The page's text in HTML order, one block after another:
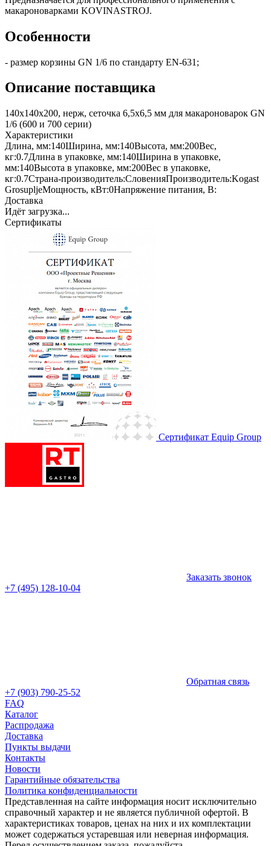
макароноварками KOVINASTROJ.
Особенности
- размер корзины GN 1/6 по стандарту EN-631;
Описание поставщика
140x140x200, нерж, сеточка 6,5x6,5 мм для макароноварок GN
1/6 (600 и 700 серии)
Характеристики
Длина, мм:140Ширина, мм:140Высота, мм:200Вес,
кг:0.7Длина в упаковке, мм:140Ширина в упаковке,
мм:140Высота в упаковке, мм:200Вес в упаковке,
кг:0.7Страна-производитель:СловенияПроизводитель:Kogast
GrosupljeМощность, кВт:0Напряжение питания, В:
Доставка
Идёт загрузка...
Сертификаты
Сертификат Equip Group
Заказать звонок
+7 (495) 128-10-04
Обратная связь
+7 (903) 790-25-52
FAQ
Каталог
Распродажа
Доставка
Пункты выдачи
Контакты
Новости
Гарантийные обязательства
Политика конфиденциальности
Представленная на сайте информация носит исключительно
справочный характер и не является публичной офертой. В
характеристиках товаров, ценах на них и их комплектации
может содержаться устаревшая или неверная информация.